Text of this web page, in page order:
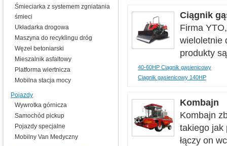
Ciągnik
Firma
wieloletnie
produkty
40-60HP Ciągnik gąsienicowy
Ciągnik gąsienicowy 140HP
Kombajn
Kombajn
takiego jak
łączy on
Śmieciarka z systemem zgniatania
śmieci
Układarka drogowa
Maszyna do recyklingu dróg
Węzeł betoniarski
Mieszalnik asfaltowy
Platforma wiertnicza
Mobilna stacja mocy
Pojazdy
Wywrotka górnicza
Samochód pickup
Pojazdy specjalne
Mobilny Van Medyczny